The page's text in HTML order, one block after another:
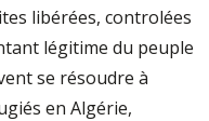
libérées, controlées
légitime du peuple
se résoudre à
en Algérie,